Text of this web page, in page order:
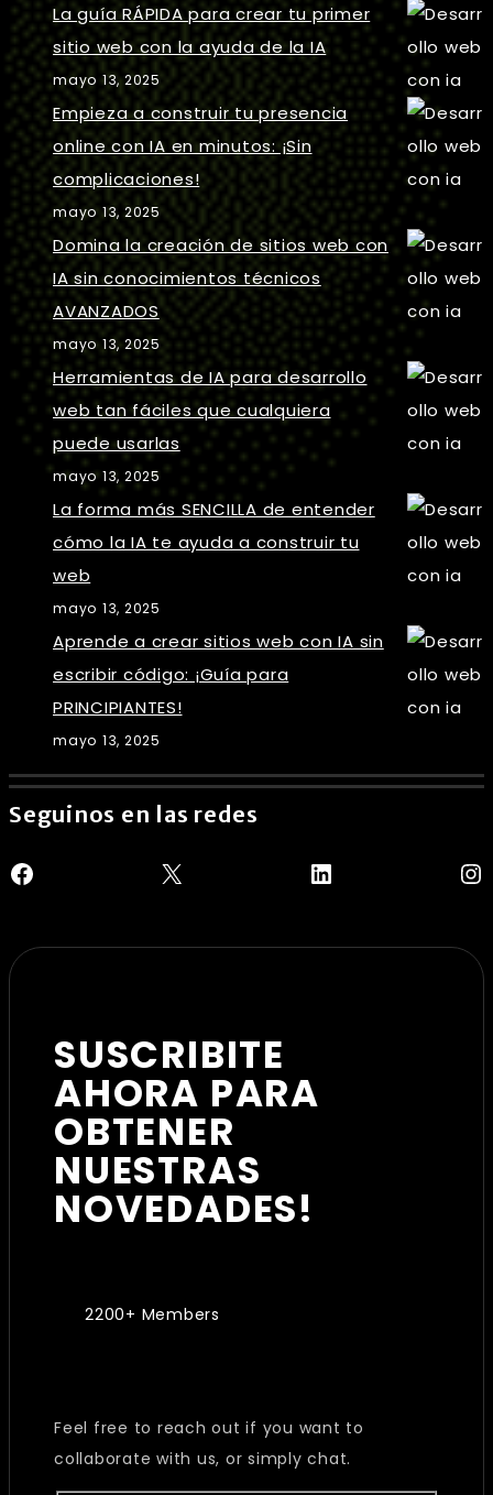
La guía RÁPIDA para crear tu primer
sitio web con la ayuda de la IA
mayo 13, 2025
Empieza a construir tu presencia
online con IA en minutos: ¡Sin
complicaciones!
mayo 13, 2025
Domina la creación de sitios web con
IA sin conocimientos técnicos
AVANZADOS
mayo 13, 2025
Herramientas de IA para desarrollo
web tan fáciles que cualquiera
puede usarlas
mayo 13, 2025
La forma más SENCILLA de entender
cómo la IA te ayuda a construir tu
web
mayo 13, 2025
Aprende a crear sitios web con IA sin
escribir código: ¡Guía para
PRINCIPIANTES!
mayo 13, 2025
Seguinos en las redes
Facebook X LinkedIn
SUSCRIBITE
AHORA PARA
OBTENER
NUESTRAS
NOVEDADES!
2200+ Members
Feel free to reach out if you want to
collaborate with us, or simply chat.